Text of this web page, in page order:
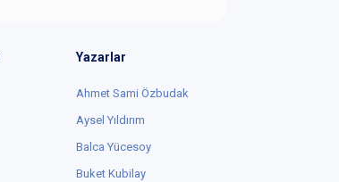
Yazarlar
Ahmet Sami Özbudak
Aysel Yıldırım
Balca Yücesoy
Buket Kubilay